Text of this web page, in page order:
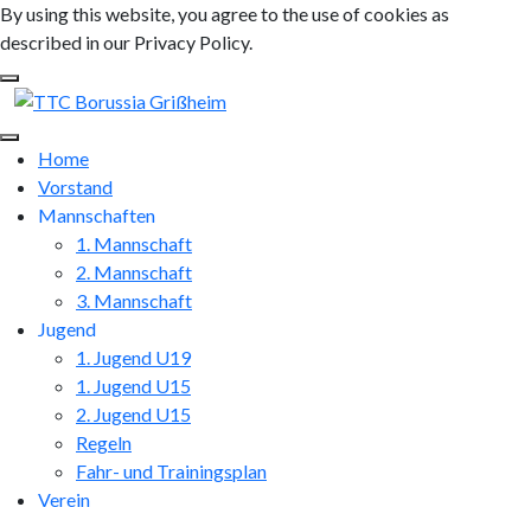
By using this website, you agree to the use of cookies as
described in our Privacy Policy.
Home
Vorstand
Mannschaften
1. Mannschaft
2. Mannschaft
3. Mannschaft
Jugend
1. Jugend U19
1. Jugend U15
2. Jugend U15
Regeln
Fahr- und Trainingsplan
Verein